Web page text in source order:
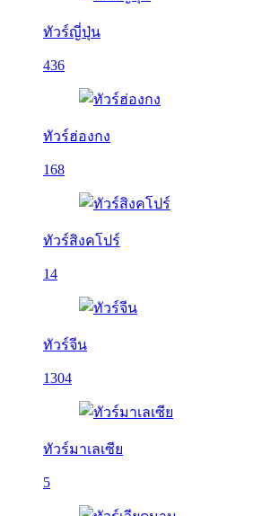
ทัวร์ญี่ปุ่น
436
ทัวร์ฮ่องกง
168
ทัวร์สิงคโปร์
14
ทัวร์จีน
1304
ทัวร์มาเลเซีย
5